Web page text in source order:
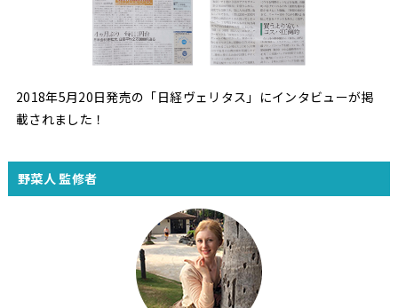
2018年5月20日発売の「日経ヴェリタス」にインタビューが掲
載されました！
野菜人 監修者